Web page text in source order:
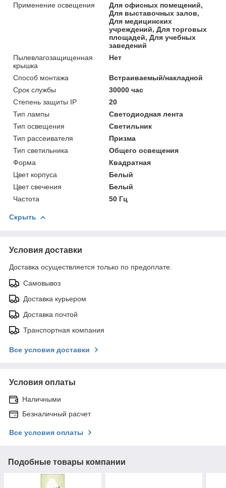
Применение освещения
Для офисных помещений,
Для выставочных залов,
Для медицинских
учреждений, Для торговых
площадей, Для учебных
заведений
Пылевлагозащищенная
крышка
Нет
Способ монтажа
Встраиваемый/накладной
Срок службы
30000 час
Степень защиты IP
20
Тип лампы
Светодиодная лента
Тип освещения
Светильник
Тип рассеивателя
Призма
Тип светильника
Общего освещения
Форма
Квадратная
Цвет корпуса
Белый
Цвет свечения
Белый
Частота
50 Гц
Скрыть
Условия доставки
Доставка осуществляется только по предоплате.
Самовывоз
Доставка курьером
Доставка почтой
Транспортная компания
Все условия доставки
Условия оплаты
Наличными
Безналичный расчет
Все условия оплаты
Подобные товары компании